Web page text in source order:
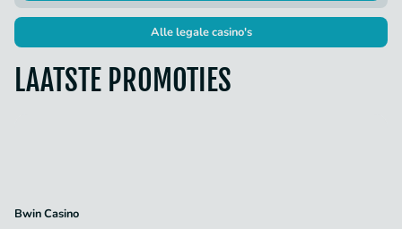
Alle legale casino's
LAATSTE PROMOTIES
Bwin Casino